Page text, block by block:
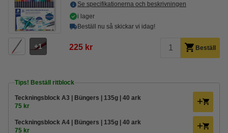
1
Se specifikationerna och beskrivningen
i lager
Beställ nu så skickar vi idag!
225 kr Beställ
Tips! Beställ ritblock
Teckningsblock A3 | Büngers | 135g | 40 ark
75 kr
Teckningsblock A4 | Büngers | 135g | 40 ark
75 kr